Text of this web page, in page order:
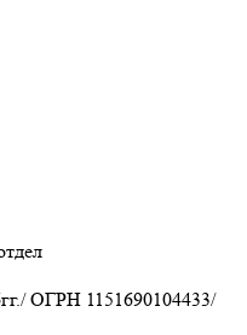
/ОГРН 1151690104433/